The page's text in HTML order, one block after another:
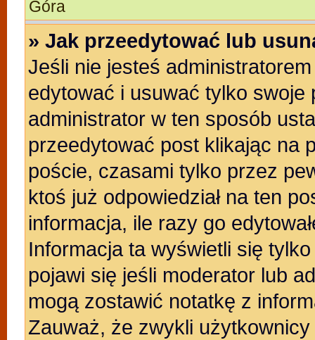
Góra
» Jak przeedytować lub
Jeśli nie jesteś
edytować i usuwać tylko swoje
administrator w ten sposób
przeedytować post klikając na
poście, czasami tylko przez
ktoś już odpowiedział na ten
informacja, ile razy go
Informacja ta wyświetli się
pojawi się jeśli moderator lub
mogą zostawić notatkę z
Zauważ, że zwykli